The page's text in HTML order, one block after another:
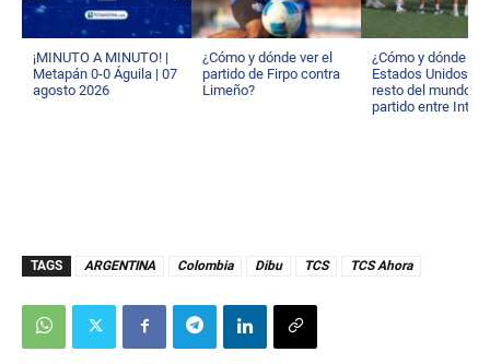
¡MINUTO A MINUTO! |
Metapán 0-0 Águila | 07
agosto 2026
¿Cómo y dónde ver el
partido de Firpo contra
Limeño?
¿Cómo y dónde
Estados Unidos y
resto del mundo el
partido entre Inter
TAGS ARGENTINA Colombia Dibu TCS TCS Ahora